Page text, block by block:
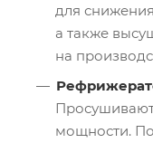
для
а также
на
мощности.